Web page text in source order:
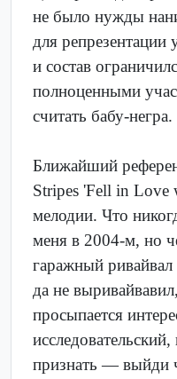
не было нужды
для
и состав
полноценными
считать бабу-
Ближайший
Stripes 'Fell in Love
мелодии. Что
меня в 2004-м, но
гаражный ривайвал
да не
просыпается
признать — выйди